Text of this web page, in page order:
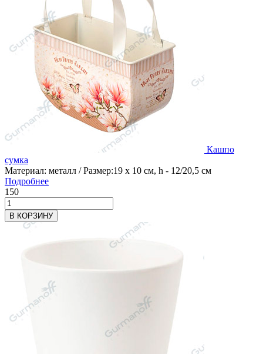
Кашпо
сумка
Материал: металл / Размер:19 х 10 см, h - 12/20,5 см
Подробнее
150
В КОРЗИНУ